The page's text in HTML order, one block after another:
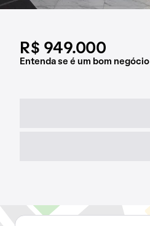
R$ 949.000
Entenda se é um bom negócio